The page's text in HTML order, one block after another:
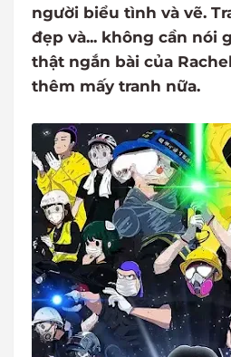
người biểu tình và vẽ.
đẹp và... không cần nói
thật ngắn bài của
thêm mấy tranh nữa.